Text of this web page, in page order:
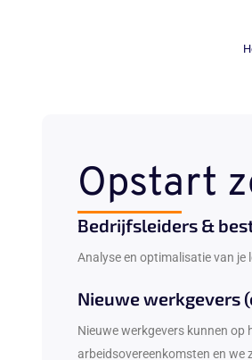
Opstart
Bedrijfsleiders &
Analyse en optimalisatie van
Nieuwe werkgevers
Nieuwe werkgevers kunnen
arbeidsovereenkomsten en we